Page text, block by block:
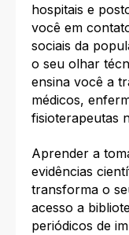
hospitais e
você em
sociais da
o seu olhar
ensina você a
médicos,
fisioterapeutas
Aprender a
evidências
transforma o
acesso a
periódicos de